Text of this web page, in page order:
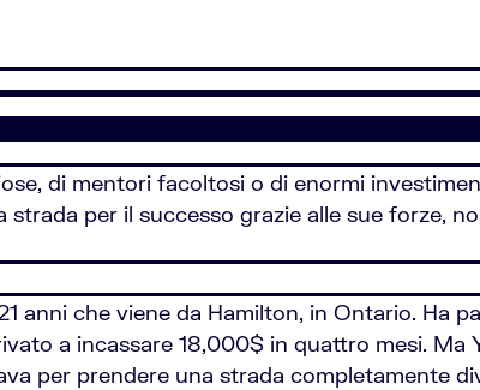
di mentori facoltosi o di enormi
per il successo grazie alle sue forze,
anni che viene da Hamilton, in Ontario. Ha
a incassare 18,000$ in quattro mesi.
per prendere una strada completamente